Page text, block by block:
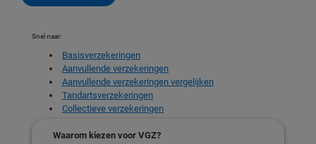
Snel naar:
Basisverzekeringen
Aanvullende verzekeringen
Aanvullende verzekeringen vergelijken
Tandartsverzekeringen
Collectieve verzekeringen
Waarom kiezen voor VGZ?